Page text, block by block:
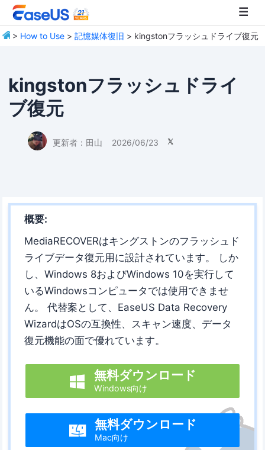
> How to Use >記憶媒体復旧 > kingstonフラッシュドライブ復元
kingstonフラッシュドライ
ブ復元
更新者： 田山 2026/06/23 
概要:
MediaRECOVERはキングストンのフラッシュド
ライブデータ復元用に設計されています。 しか
し、Windows 8およびWindows 10を実行して
いるWindowsコンピュータでは使用できませ
ん。 代替案として、EaseUS Data Recovery
WizardはOSの互換性、スキャン速度、データ
復元機能の面で優れています。
 無料ダウンロード
Windows向け
 無料ダウンロード
Mac向け